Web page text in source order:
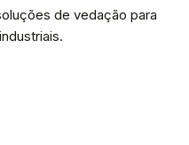
de vedação para